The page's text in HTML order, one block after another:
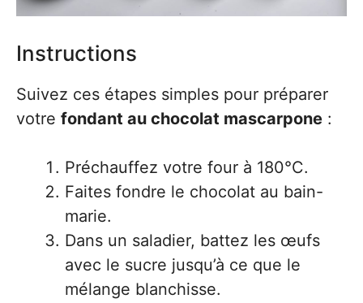
Instructions
Suivez ces étapes simples pour préparer
votre fondant au chocolat mascarpone :
Préchauffez votre four à 180°C.
Faites fondre le chocolat au bain-
marie.
Dans un saladier, battez les œufs
avec le sucre jusqu’à ce que le
mélange blanchisse.